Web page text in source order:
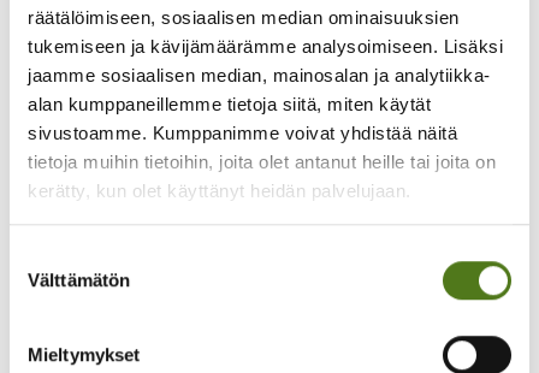
räätälöimiseen, sosiaalisen median ominaisuuksien
tukemiseen ja kävijämäärämme analysoimiseen. Lisäksi
jaamme sosiaalisen median, mainosalan ja analytiikka-
alan kumppaneillemme tietoja siitä, miten käytät
sivustoamme. Kumppanimme voivat yhdistää näitä
tietoja muihin tietoihin, joita olet antanut heille tai joita on
kerätty, kun olet käyttänyt heidän palvelujaan.
valinta
Välttämätön
Mieltymykset
yhteenkuuluvuuden tunnetta ja kokoontua
työpajoissa. Kurssilla oli turvallista ja minut otettiin
huomioon tällaisena kuin olen. Meillä oli lämmin
henki myös kurssilaisten kanssa.”
”Kurssilla tapasin ensi kertaa samaa epilepsiaa
sairastavan ihmisen.”
”Olen toiminut vertaisohjaajana kurssilla. Toimin
siis oman kokemukseni kautta. Oli ilo huomata,
kuinka ryhmään muodostui nopeasti tiivis henki.
ulkopuolellakin oli mukava kuunnella kokemuksia